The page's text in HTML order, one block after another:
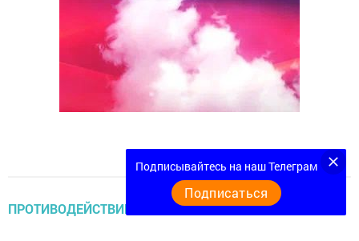
ПРОТИВОДЕЙСТВИЕ ТЕРРОРИЗМУ И ЭКСТРЕМИЗМУ
Подписывайтесь на наш Телеграм
Подписаться